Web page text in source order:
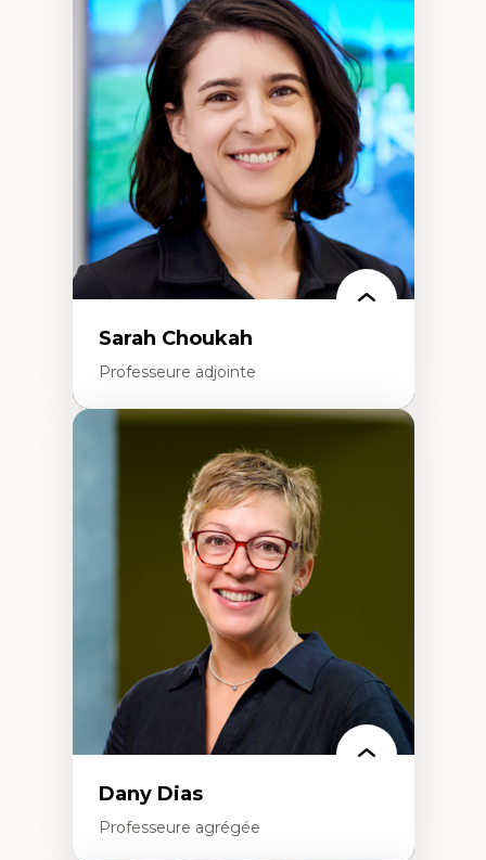
Théories du développement
Économie politique comparée
Élites économiques
Sociologie économique
Extractivisme
Classes sociales
Mouvements sociaux
Théories de l’État
Sarah Choukah
Professeure adjointe
Démocratisation des nouvelles
technologies et biotechnologies
Données ouvertes
Bioart, programmation et électronique
Histoire sociale et culturelle des
technologies numériques
Résistances et droits numériques
Internet des objets
Problématiques relatives à l’intelligence
artificielle, l’apprentissage machine et les
hautes technologies
Féminismes et nouvelles technologies
Dany Dias
Professeure agrégée